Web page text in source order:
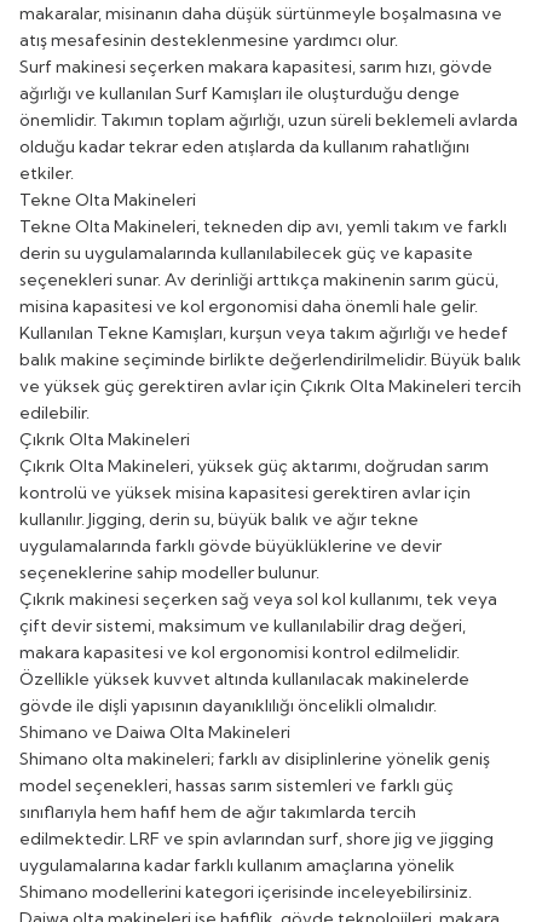
makaralar, misinanın daha düşük sürtünmeyle boşalmasına ve
atış mesafesinin desteklenmesine yardımcı olur.
Surf makinesi seçerken makara kapasitesi, sarım hızı, gövde
ağırlığı ve kullanılan Surf Kamışları ile oluşturduğu denge
önemlidir. Takımın toplam ağırlığı, uzun süreli beklemeli avlarda
olduğu kadar tekrar eden atışlarda da kullanım rahatlığını
etkiler.
Tekne Olta Makineleri
Tekne Olta Makineleri, tekneden dip avı, yemli takım ve farklı
derin su uygulamalarında kullanılabilecek güç ve kapasite
seçenekleri sunar. Av derinliği arttıkça makinenin sarım gücü,
misina kapasitesi ve kol ergonomisi daha önemli hale gelir.
Kullanılan Tekne Kamışları, kurşun veya takım ağırlığı ve hedef
balık makine seçiminde birlikte değerlendirilmelidir. Büyük balık
ve yüksek güç gerektiren avlar için Çıkrık Olta Makineleri tercih
edilebilir.
Çıkrık Olta Makineleri
Çıkrık Olta Makineleri, yüksek güç aktarımı, doğrudan sarım
kontrolü ve yüksek misina kapasitesi gerektiren avlar için
kullanılır. Jigging, derin su, büyük balık ve ağır tekne
uygulamalarında farklı gövde büyüklüklerine ve devir
seçeneklerine sahip modeller bulunur.
Çıkrık makinesi seçerken sağ veya sol kol kullanımı, tek veya
çift devir sistemi, maksimum ve kullanılabilir drag değeri,
makara kapasitesi ve kol ergonomisi kontrol edilmelidir.
Özellikle yüksek kuvvet altında kullanılacak makinelerde
gövde ile dişli yapısının dayanıklılığı öncelikli olmalıdır.
Shimano ve Daiwa Olta Makineleri
Shimano olta makineleri; farklı av disiplinlerine yönelik geniş
model seçenekleri, hassas sarım sistemleri ve farklı güç
sınıflarıyla hem hafif hem de ağır takımlarda tercih
edilmektedir. LRF ve spin avlarından surf, shore jig ve jigging
uygulamalarına kadar farklı kullanım amaçlarına yönelik
Shimano modellerini kategori içerisinde inceleyebilirsiniz.